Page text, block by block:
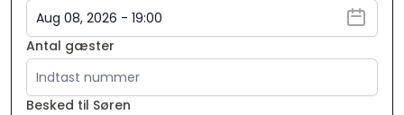
Antal gæster
Besked til Søren